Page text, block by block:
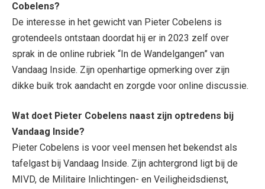
Cobelens?
De interesse in het gewicht van Pieter Cobelens is
grotendeels ontstaan doordat hij er in 2023 zelf over
sprak in de online rubriek “In de Wandelgangen” van
Vandaag Inside. Zijn openhartige opmerking over zijn
dikke buik trok aandacht en zorgde voor online discussie.
Wat doet Pieter Cobelens naast zijn optredens bij
Vandaag Inside?
Pieter Cobelens is voor veel mensen het bekendst als
tafelgast bij Vandaag Inside. Zijn achtergrond ligt bij de
MIVD, de Militaire Inlichtingen- en Veiligheidsdienst,